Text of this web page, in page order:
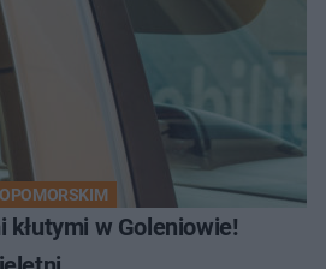
w Goleniowie!